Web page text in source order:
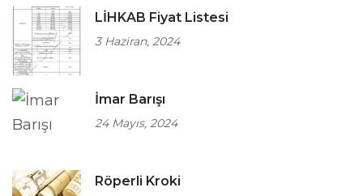
LİHKAB Fiyat Listesi
3 Haziran, 2024
İmar Barışı
24 Mayıs, 2024
Röperli Kroki